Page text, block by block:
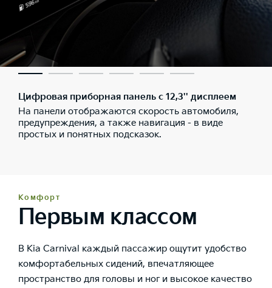
Цифровая приборная панель с 12,3'' дисплеем
На панели отображаются скорость автомобиля,
предупреждения, а также навигация - в виде
простых и понятных подсказок.
Комфорт
Первым классом
В Kia Carnival каждый пассажир ощутит удобство
комфортабельных сидений, впечатляющее
пространство для головы и ног и высокое качество